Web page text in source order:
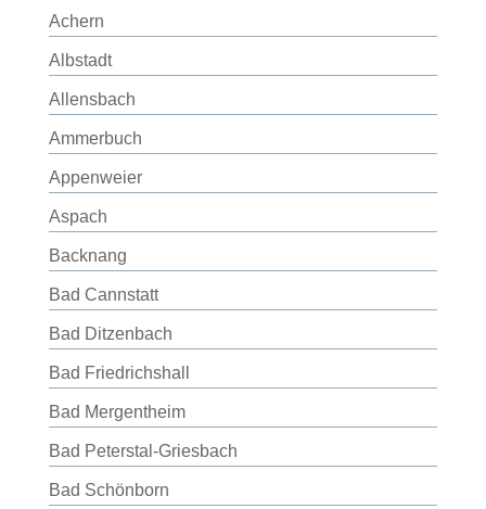
Achern
Albstadt
Allensbach
Ammerbuch
Appenweier
Aspach
Backnang
Bad Cannstatt
Bad Ditzenbach
Bad Friedrichshall
Bad Mergentheim
Bad Peterstal-Griesbach
Bad Schönborn